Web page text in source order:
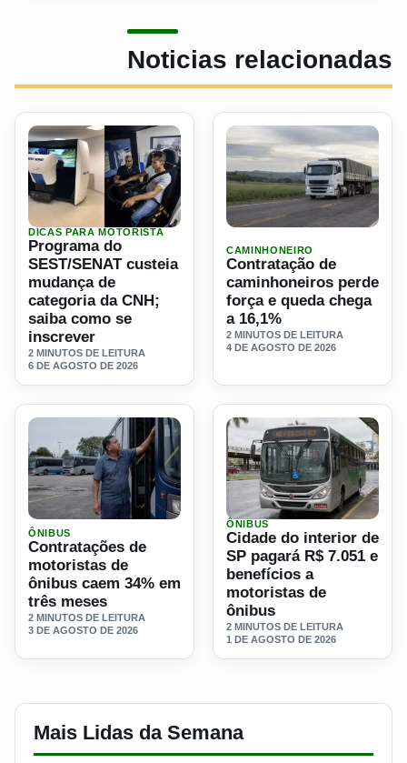
Noticias relacionadas
Ler materia: Programa do SEST/SENAT custeia
DICAS PARA MOTORISTA
Programa do
SEST/SENAT custeia
mudança de
categoria da CNH;
saiba como se
inscrever
2 MINUTOS DE LEITURA
6 DE AGOSTO DE 2026
CAMINHONEIRO
Contratação de
caminhoneiros perde
força e queda chega
a 16,1%
2 MINUTOS DE LEITURA
4 DE AGOSTO DE 2026
Ler materia: Contratações de motoristas de ônibus caem
ÔNIBUS
Contratações de
motoristas de
ônibus caem 34% em
três meses
2 MINUTOS DE LEITURA
3 DE AGOSTO DE 2026
Ler materia: Cidade do
ÔNIBUS
Cidade do interior de
SP pagará R$ 7.051 e
benefícios a
motoristas de
ônibus
2 MINUTOS DE LEITURA
1 DE AGOSTO DE 2026
Mais Lidas da Semana